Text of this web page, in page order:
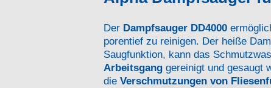
Der Dampfsauger DD4000
porentief zu reinigen. Der heiße
Saugfunktion, kann das
Arbeitsgang gereinigt und gesaugt
die Verschmutzungen von